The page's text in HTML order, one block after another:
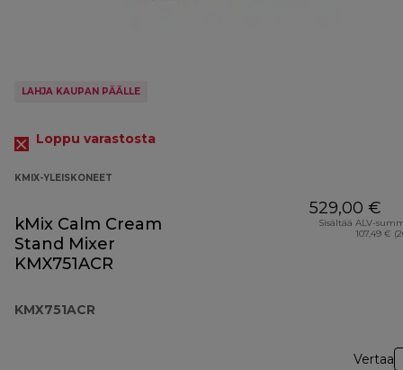
LAHJA KAUPAN PÄÄLLE
Loppu varastosta
KMIX-YLEISKONEET
kMix Calm Cream
Stand Mixer
KMX751ACR
KMX751ACR
529,00 €
Sisältää ALV-
107,49 €
Vertaa